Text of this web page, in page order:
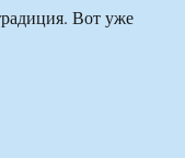
Вот уже